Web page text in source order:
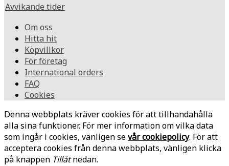
Avvikande tider
Om oss
Hitta hit
Köpvillkor
För företag
International orders
FAQ
Cookies
Denna webbplats kräver cookies för att tillhandahålla
alla sina funktioner. För mer information om vilka data
som ingår i cookies, vänligen sevår cookiepolicy. För att
acceptera cookies från denna webbplats, vänligen klicka
på knappen Tillåtnedan.